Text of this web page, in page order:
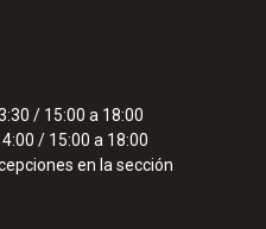
/ 15:00 a 18:00
/ 15:00 a 18:00
en la sección